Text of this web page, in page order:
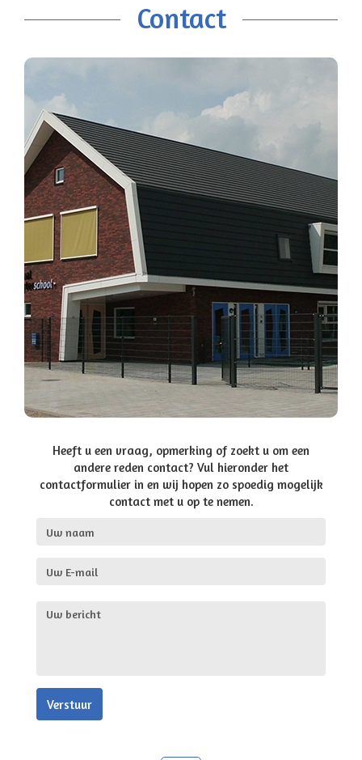
Contact
Heeft u een vraag, opmerking of zoekt u om een
andere reden contact? Vul hieronder het
contactformulier in en wij hopen zo spoedig mogelijk
contact met u op te nemen.
Verstuur